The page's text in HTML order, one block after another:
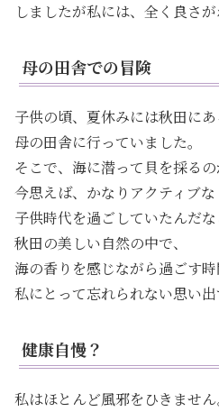
しましたが私には、全く良さが
母の田舎での冒険
子供の頃、夏休みには秋田にあ
母の田舎に行っていました。
そこで、海に潜って貝を採るの
今思えば、かなりアクティブな
子供時代を過ごしていたんだな
秋田の美しい自然の中で、
海の香りを感じながら過ごす時
私にとって忘れられない思い出
健康自慢？
私はほとんど風邪をひきません